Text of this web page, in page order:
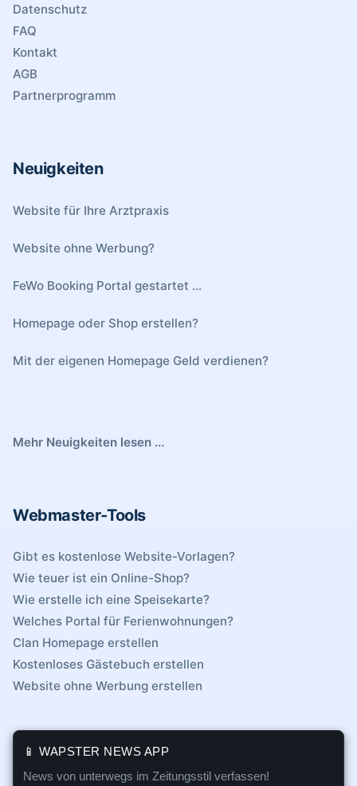
Datenschutz
FAQ
Kontakt
AGB
Partnerprogramm
Neuigkeiten
Website für Ihre Arztpraxis
Website ohne Werbung?
FeWo Booking Portal gestartet ...
Homepage oder Shop erstellen?
Mit der eigenen Homepage Geld verdienen?
Mehr Neuigkeiten lesen ...
Webmaster-Tools
Gibt es kostenlose Website-Vorlagen?
Wie teuer ist ein Online-Shop?
Wie erstelle ich eine Speisekarte?
Welches Portal für Ferienwohnungen?
Clan Homepage erstellen
Kostenloses Gästebuch erstellen
Website ohne Werbung erstellen
📱 WAPSTER NEWS APP
News von unterwegs im Zeitungsstil verfassen!